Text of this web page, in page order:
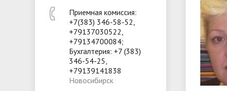
Приемная комиссия:
+7(383) 346-58-52,
+79137030522,
+79134700084;
Бухгалтерия: +7 (383)
346-54-25,
+79139141838
Новосибирск